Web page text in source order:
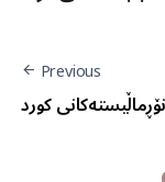
Previous
کورد